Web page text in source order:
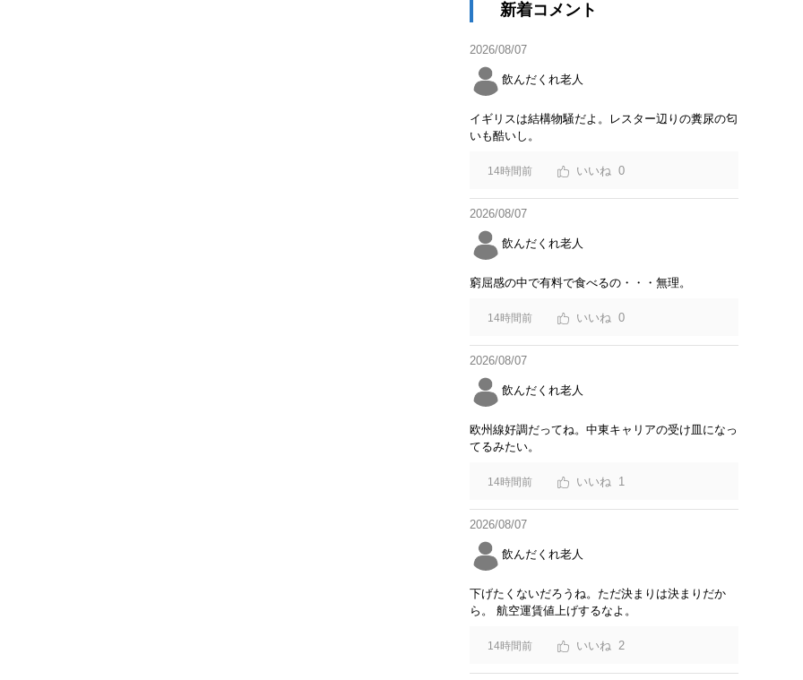
新着コメント
2026/08/07
飲んだくれ老人
イギリスは結構物騒だよ。レスター辺りの糞尿の匂
いも酷いし。
14時間前 0
2026/08/07
飲んだくれ老人
窮屈感の中で有料で食べるの・・・無理。
14時間前 0
2026/08/07
飲んだくれ老人
欧州線好調だってね。中東キャリアの受け皿になっ
てるみたい。
14時間前 1
2026/08/07
飲んだくれ老人
下げたくないだろうね。ただ決まりは決まりだか
ら。 航空運賃値上げするなよ。
14時間前 2